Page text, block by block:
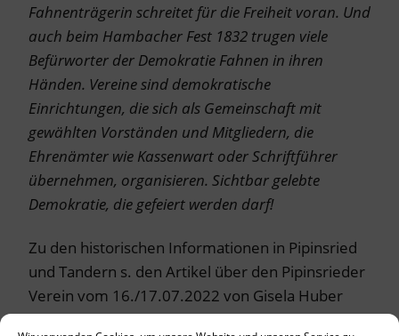
Fahnenträgerin schreitet für die Freiheit voran. Und
auch beim Hambacher Fest 1832 trugen viele
Befürworter der Demokratie Fahnen in ihren
Händen. Vereine sind demokratische
Einrichtungen, die sich als Gemeinschaft mit
gewählten Vorständen und Mitgliedern, die
Ehrenämter wie Kassenwart oder Schriftführer
übernehmen, organisieren. Sichtbar gelebte
Demokratie, die gefeiert werden darf!
Zu den historischen Informationen in Pipinsried
und Tandern s. den Artikel über den Pipinsrieder
Verein vom 16./17.07.2022 von Gisela Huber
„Fahnenweihe neu aufgerollt“ in den Dachauer